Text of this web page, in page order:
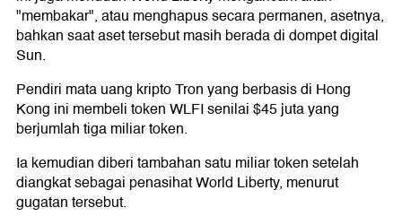
"membakar", atau menghapus secara permanen, asetnya,
bahkan saat aset tersebut masih berada di dompet digital
Sun.
Pendiri mata uang kripto Tron yang berbasis di Hong
Kong ini membeli token WLFI senilai $45 juta yang
berjumlah tiga miliar token.
Ia kemudian diberi tambahan satu miliar token setelah
diangkat sebagai penasihat World Liberty, menurut
gugatan tersebut.